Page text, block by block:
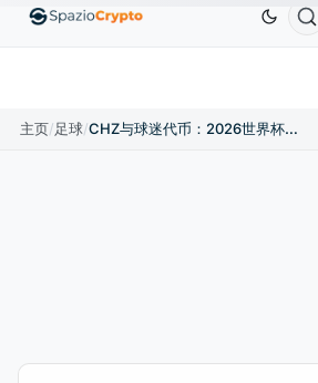
EthereumETHUS$1,880.58 Tether USDT
主页/足球/ CHZ与球迷代币：2026世界杯前的战略布局